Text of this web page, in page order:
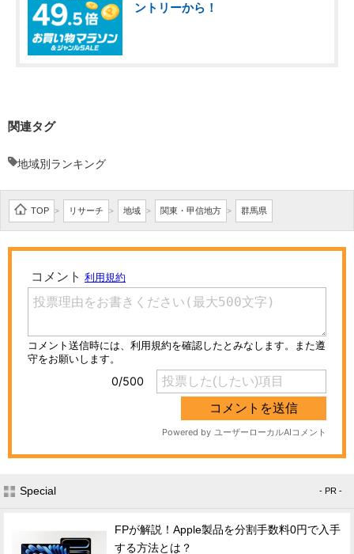
ントリーから！
関連タグ
地域別ランキング
TOP > リサーチ > 地域 > 関東・甲信地方 > 群馬県
Special - PR -
FPが解説！Apple製品を分割手数料0円で入手
する方法とは？